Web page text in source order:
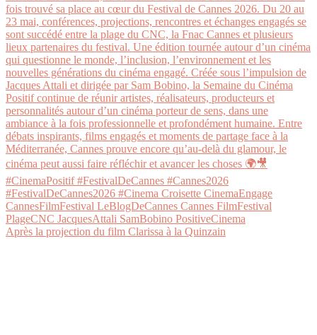
Après la projection du film Clarissa à la Quinzain